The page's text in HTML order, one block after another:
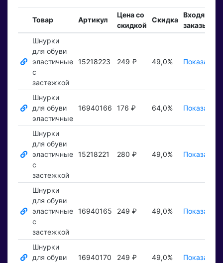
Товар Артикул
Цена со
скидкой
Скидка
Входящие
заказы
Шнурки
для обуви
эластичные
с
застежкой
15218223 249 ₽ 49,0% Показать ₽
Шнурки
для обуви
эластичные
16940166 176 ₽ 64,0% Показать ₽
Шнурки
для обуви
эластичные
с
застежкой
15218221 280 ₽ 49,0% Показать ₽
Шнурки
для обуви
эластичные
с
застежкой
16940165 249 ₽ 49,0% Показать ₽
Шнурки
для обуви
16940170 249 ₽ 49,0% Показать ₽